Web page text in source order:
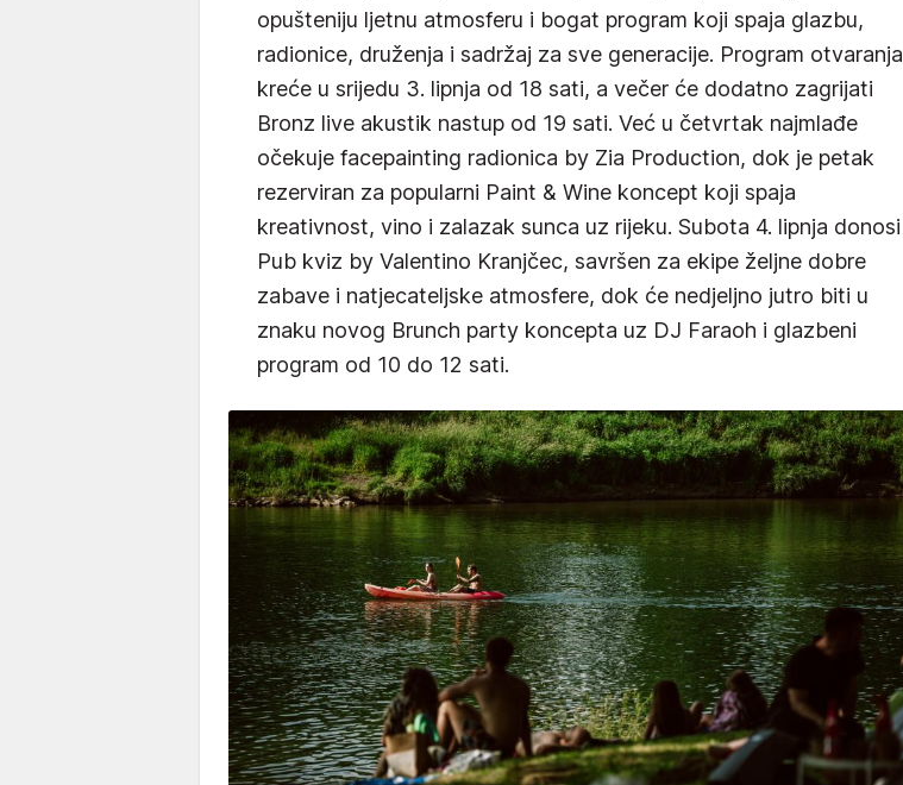
opušteniju ljetnu atmosferu i bogat program koji spaja glazbu,
radionice, druženja i sadržaj za sve generacije. Program otvaranja
kreće u srijedu 3. lipnja od 18 sati, a večer će dodatno zagrijati
Bronz live akustik nastup od 19 sati. Već u četvrtak najmlađe
očekuje facepainting radionica by Zia Production, dok je petak
rezerviran za popularni Paint & Wine koncept koji spaja
kreativnost, vino i zalazak sunca uz rijeku. Subota 4. lipnja donosi
Pub kviz by Valentino Kranjčec, savršen za ekipe željne dobre
zabave i natjecateljske atmosfere, dok će nedjeljno jutro biti u
znaku novog Brunch party koncepta uz DJ Faraoh i glazbeni
program od 10 do 12 sati.